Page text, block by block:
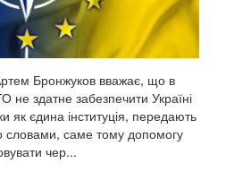
Бронжуков вважає, що в
здатне забезпечити Україні
як єдина інституція, передають
словами, саме тому допомогу
чер...